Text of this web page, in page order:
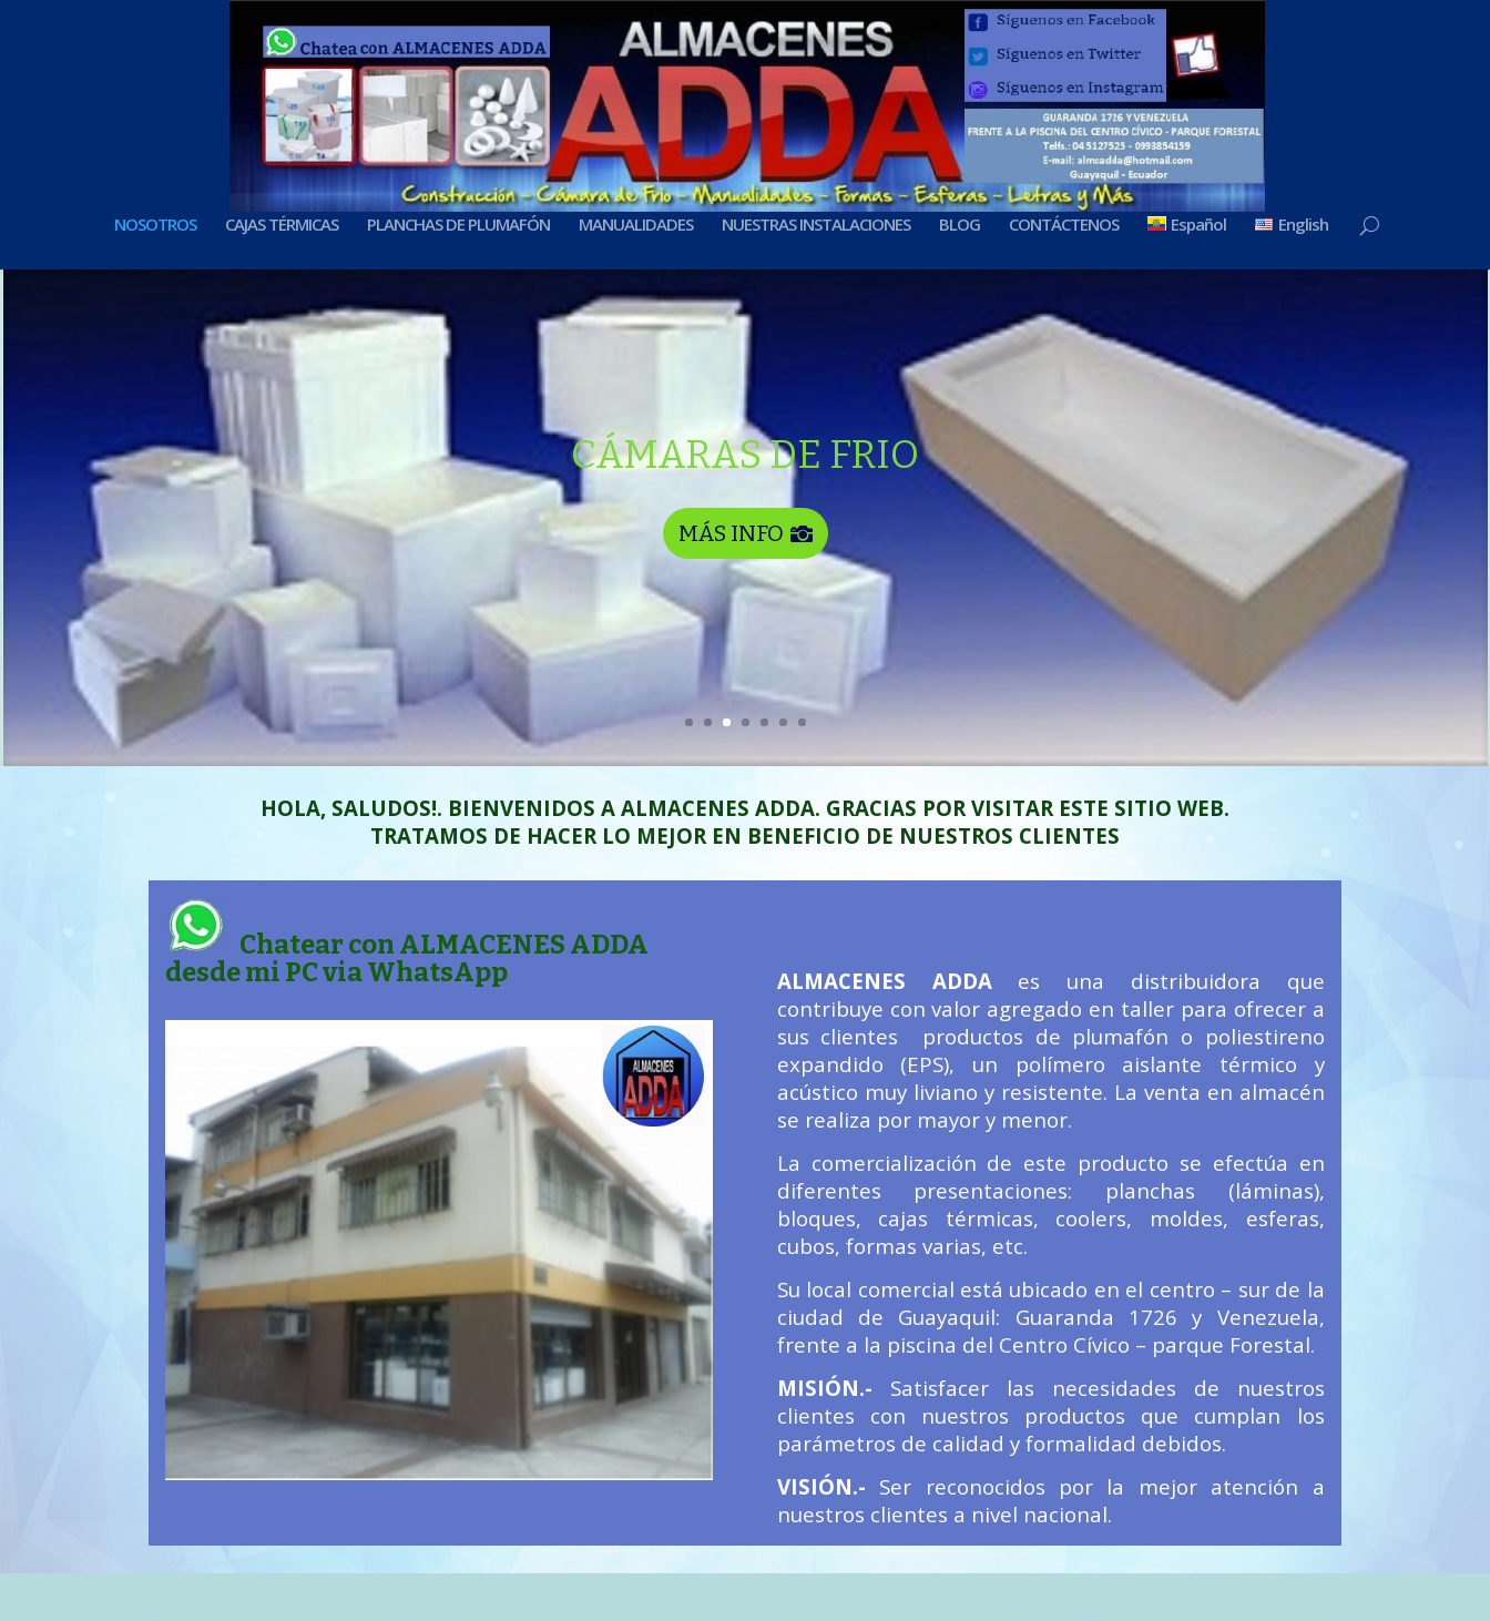
NOSOTROS CAJAS TÉRMICAS PLANCHAS DE PLUMAFÓN MANUALIDADES NUESTRAS INSTALACIONES BLOG CONTÁCTENOS Español English
HIELERAS TÉRMICAS
MÁS INFO
HOLA, SALUDOS!. BIENVENIDOS A ALMACENES ADDA. GRACIAS POR VISITAR ESTE SITIO WEB.
TRATAMOS DE HACER LO MEJOR EN BENEFICIO DE NUESTROS CLIENTES
Chatear con ALMACENES ADDA
desde mi PC via WhatsApp
ALMACENES ADDAes una distribuidora que
contribuye con valor agregado en taller para ofrecer a
sus clientes productos de plumafón o poliestireno
expandido (EPS), un polímero aislante térmico y
acústico muy liviano y resistente. La venta en almacén
se realiza por mayor y menor.
La comercialización de este producto se efectúa en
diferentes presentaciones: planchas (láminas),
bloques, cajas térmicas, coolers, moldes, esferas,
cubos, formas varias, etc.
Su local comercial está ubicado en el centro – sur de la
ciudad de Guayaquil: Guaranda 1726 y Venezuela,
frente a la piscina del Centro Cívico – parque Forestal.
MISIÓN.- Satisfacer las necesidades de nuestros
clientes con nuestros productos que cumplan los
parámetros de calidad y formalidad debidos.
VISIÓN.- Ser reconocidos por la mejor atención a
nuestros clientes a nivel nacional.